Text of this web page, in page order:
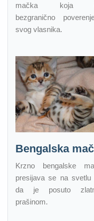
mačka koja
bezgranično
svog vlasnika.
Bengalska
Krzno bengalske
presijava se na svetlu
da je posuto
prašinom.